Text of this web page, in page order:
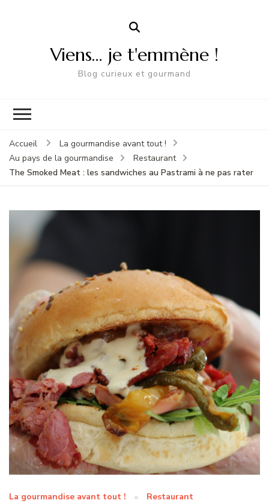
Viens… je t'emmène !
Blog curieux et gourmand
Accueil
La gourmandise avant tout !
Au pays de la gourmandise
Restaurant
The Smoked Meat : les sandwiches au Pastrami à ne pas rater
La gourmandise avant tout ! Restaurant